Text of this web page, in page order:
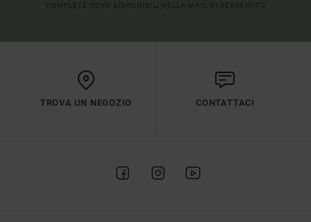
TROVA UN NEGOZIO CONTATTACI